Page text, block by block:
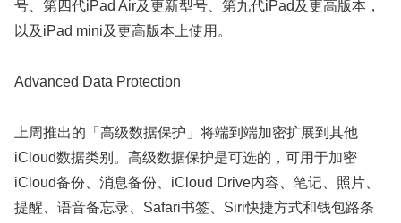
号、第四代iPad Air及更新型号、第九代‌iPad‌及更高版本，
以及iPad mini及更高版本上使用。
Advanced Data Protection
上周推出的「高级数据保护」将端到端加密扩展到其他
iCloud数据类别。高级数据保护是可选的，可用于加密
iCloud备份、消息备份、iCloud Drive内容、笔记、照片、
提醒、语音备忘录、Safari书签、Siri快捷方式和钱包路条